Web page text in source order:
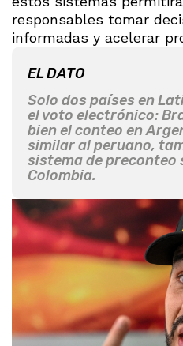
responsables tomar
informadas y acelerar
EL DATO
Solo dos países en
el voto electrónico:
bien el conteo en
similar al peruano,
sistema de preconteo
Colombia.